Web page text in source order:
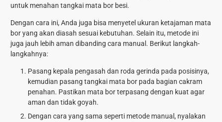
untuk menahan tangkai mata bor besi.
Dengan cara ini, Anda juga bisa menyetel ukuran ketajaman mata
bor yang akan diasah sesuai kebutuhan. Selain itu, metode ini
juga jauh lebih aman dibanding cara manual. Berikut langkah-
langkahnya:
Pasang kepala pengasah dan roda gerinda pada posisinya,
kemudian pasang tangkai mata bor pada bagian cakram
penahan. Pastikan mata bor terpasang dengan kuat agar
aman dan tidak goyah.
Dengan cara yang sama seperti metode manual, nyalakan